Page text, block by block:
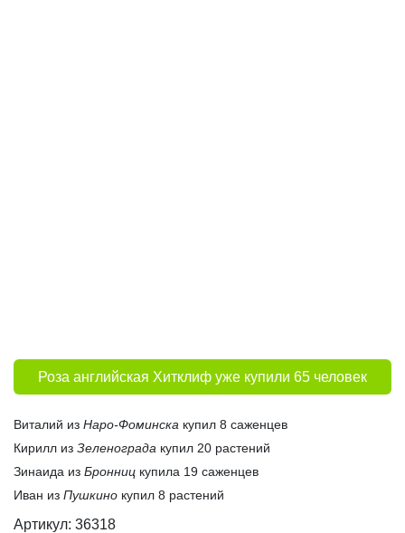
Роза английская Хитклиф уже купили 65 человек
Виталий из Наро-Фоминска купил 8 саженцев
Кирилл из Зеленограда купил 20 растений
Зинаида из Бронниц купила 19 саженцев
Иван из Пушкино купил 8 растений
Артикул: 36318